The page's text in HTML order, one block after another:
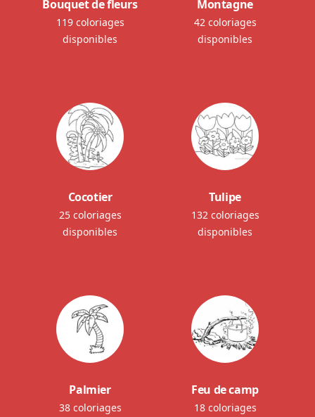
Bouquet de fleurs
119 coloriages
disponibles
Montagne
42 coloriages
disponibles
Cocotier
25 coloriages
disponibles
Tulipe
132 coloriages
disponibles
Palmier
38 coloriages
Feu de camp
18 coloriages